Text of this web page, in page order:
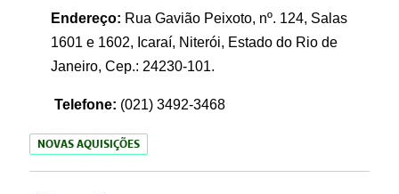
Endereço: Rua Gavião Peixoto, nº. 124, Salas
1601 e 1602, Icaraí, Niterói, Estado do Rio de
Janeiro, Cep.: 24230-101.
Telefone: (021) 3492-3468
NOVAS AQUISIÇÕES